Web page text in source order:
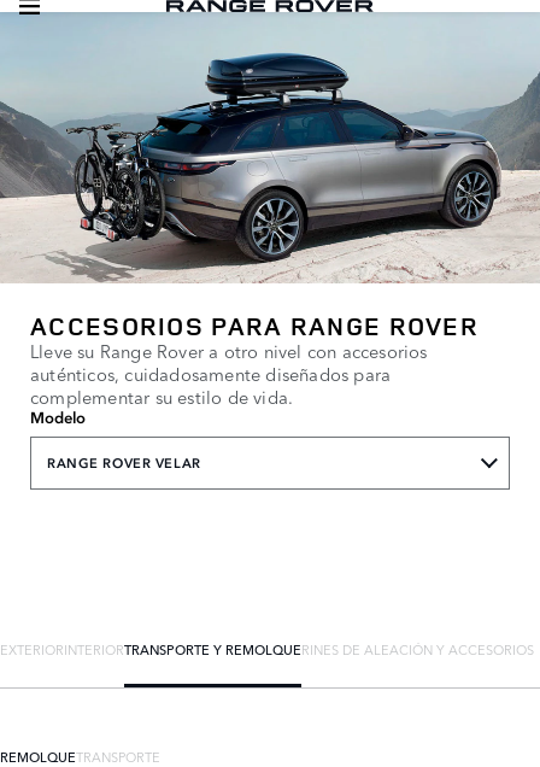
ACCESORIOS PARA RANGE ROVER
Lleve su Range Rover a otro nivel con accesorios
auténticos, cuidadosamente diseñados para
complementar su estilo de vida.
Modelo
RANGE ROVER VELAR
EXTERIORINTERIORTRANSPORTE Y REMOLQUERINES DE ALEACIÓN Y ACCESORIOS
REMOLQUETRANSPORTE